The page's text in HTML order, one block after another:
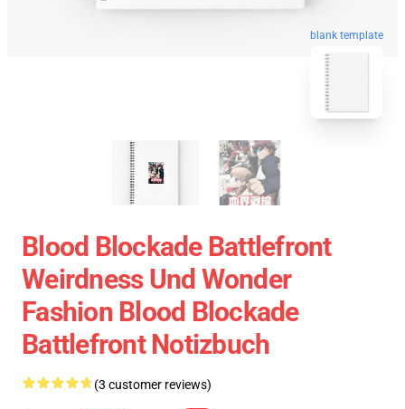
blank template
Blood Blockade Battlefront
Weirdness Und Wonder
Fashion Blood Blockade
Battlefront Notizbuch
(3 customer reviews)